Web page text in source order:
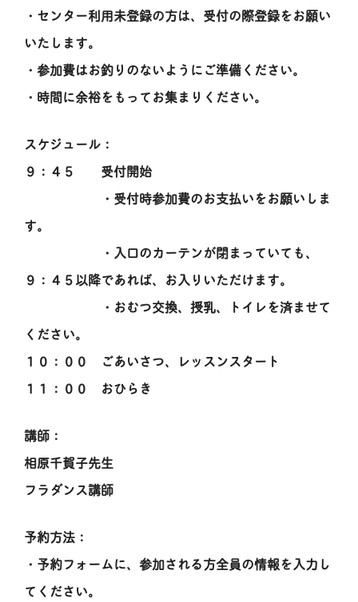
・センター利用未登録の方は、受付の際登録をお願い
いたします。
・参加費はお釣りのないようにご準備ください。
・時間に余裕をもってお集まりください。
スケジュール：
９：４５ 受付開始
・受付時参加費のお支払いをお願いしま
す。
・入口のカーテンが閉まっていても、
９：４５以降であれば、お入りいただけます。
・おむつ交換、授乳、トイレを済ませて
ください。
１０：００ ごあいさつ、レッスンスタート
１１：００ おひらき
講師：
相原千賀子先生
フラダンス講師
予約方法：
・予約フォームに、参加される方全員の情報を入力し
てください。